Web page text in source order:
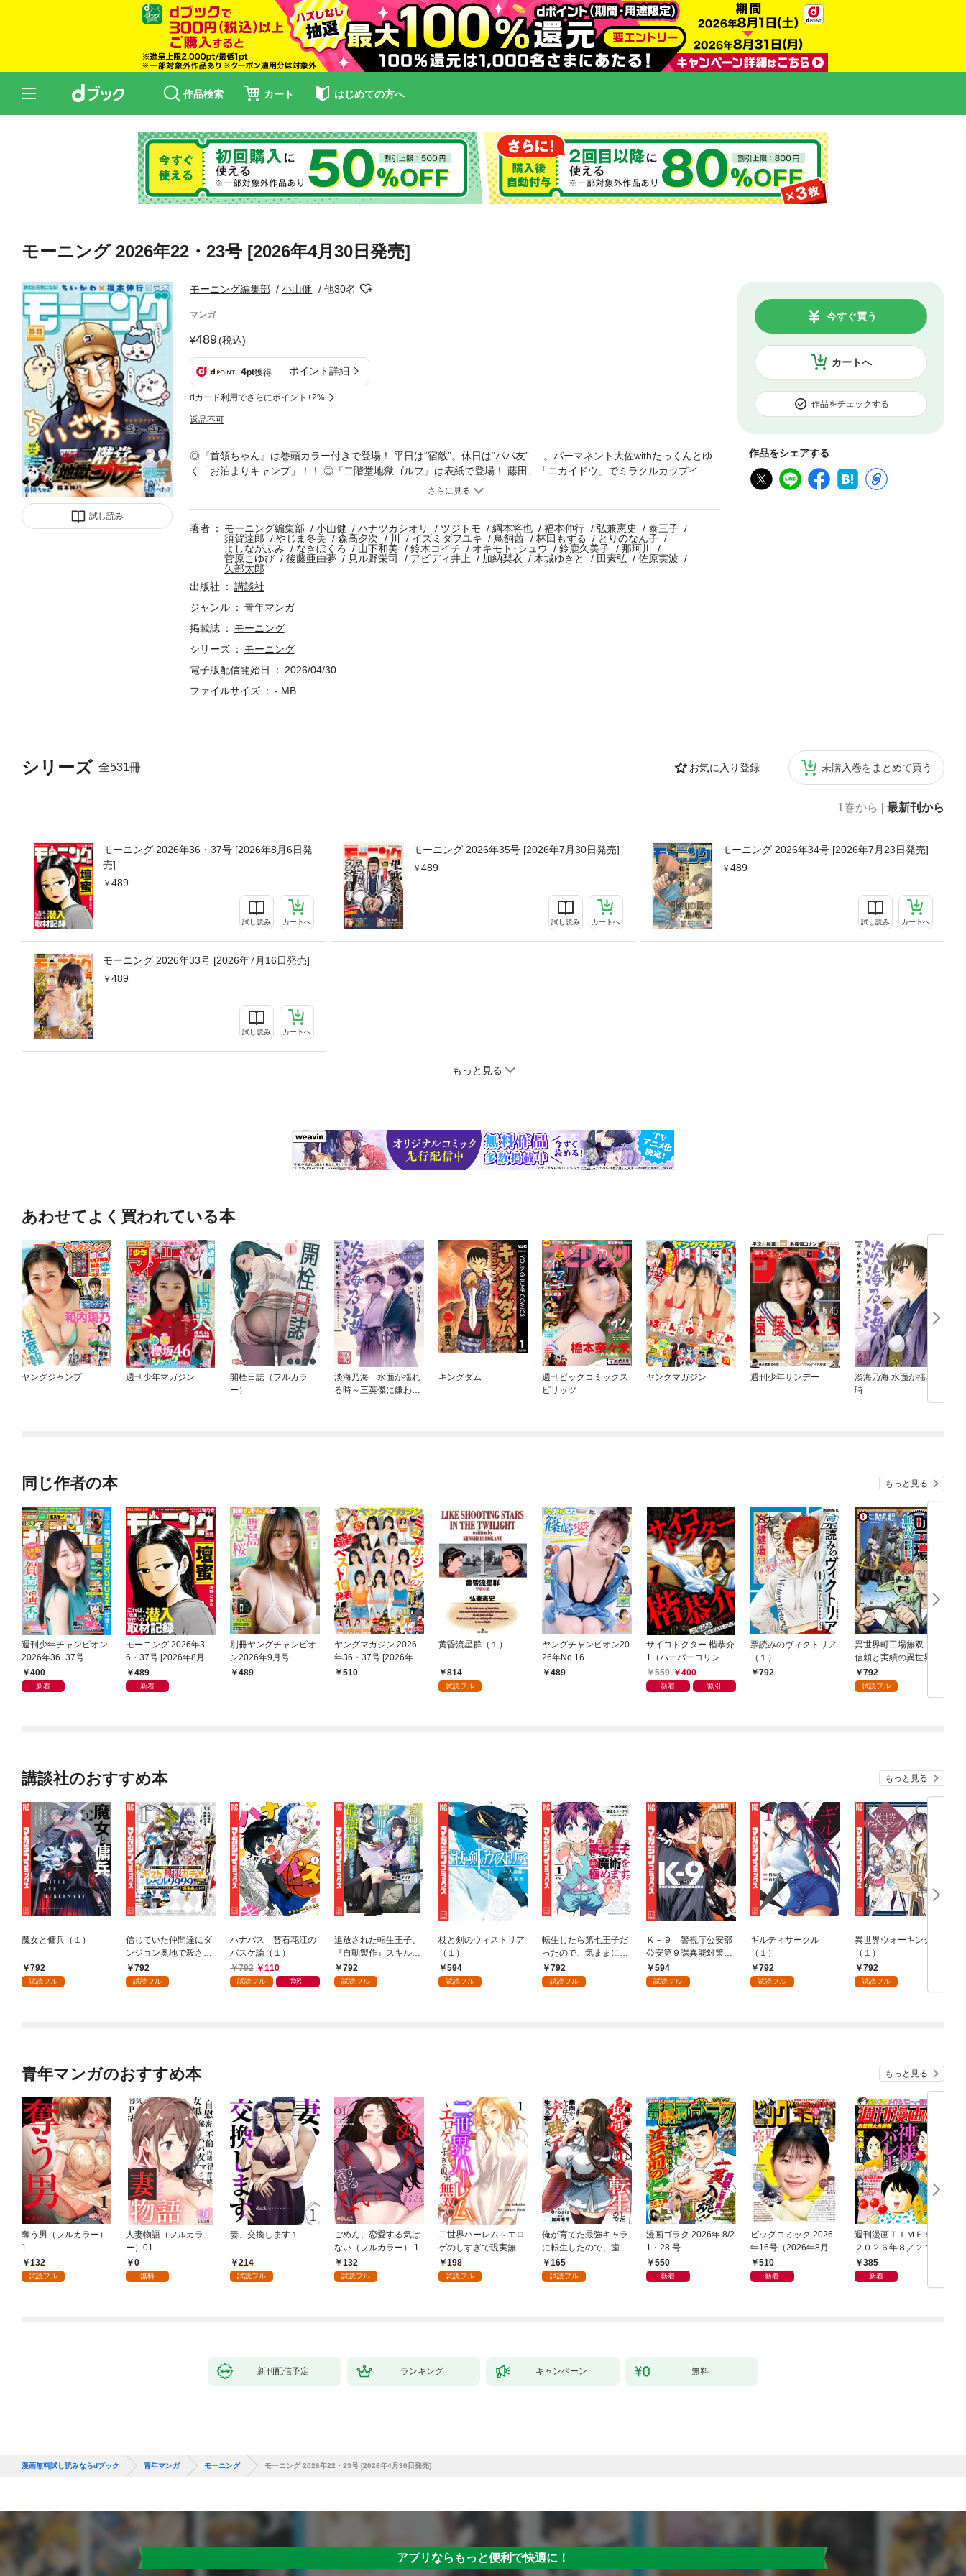
作品検索 カート はじめての方へ
モーニング 2026年22・23号 [2026年4月30日発売]
試し読み
モーニング編集部 小山健 他30名
マンガ
489(税込)
4pt獲得 ポイント詳細
dカード利用でさらにポイント+2%
返品不可
カートへ
今すぐ買う
作品をチェックする
作品をシェアする
シリーズ 全531冊 お気に入り登録 未購入巻をまとめて買う
1巻から 最新刊から
モーニング 2026年36・37号 [2026年8月6日発
売]
489
試し読み カートへ
モーニング 2026年35号 [2026年7月30日発売]
489
試し読み カートへ
モーニング 2026年34号 [2026年7月23日発売]
489
試し読み カートへ
モーニング 2026年33号 [2026年7月16日発売]
489
試し読み カートへ
もっと見る
◎『首領ちゃん』は巻頭カラー付きで登場！ 平日は“宿敵”。休日は“パパ友”──。パーマネント大佐withたっくんとゆ
く「お泊まりキャンプ」！！ ◎『二階堂地獄ゴルフ』は表紙で登場！ 藤田、「ニカイドウ」でミラクルカップイ
ン！？ 亮介3位から脱落の危機！ 単行本12巻は大好評発売中！ ◎木城ゆきと特別読み切り、『太陽系叛徒列伝』後編
す。
著者 モーニング編集部 小山健 ハナツカシオリ ツジトモ 綱本将也 福本伸行 弘兼憲史
泰三子
須賀達郎
やじま冬美 森高夕次 川 イズミダフユキ 鳥飼茜 林田もずる
とりのなん子
よしながふみ
なきぼくろ 山下和美 鈴木コイチ オキモト･シュウ 鈴鹿久美子
那珂川
菅原こゆび
後藤亜由夢 見ル野栄司 アビディ井上 加納梨衣 木城ゆきと 田素弘
佐原実波
矢部太郎
出版社
講談社
ジャンル
青年マンガ
掲載誌
モーニング
シリーズ
モーニング
電子版配信開始日
2026/04/30
ファイルサイズ
- MB
あわせてよく買われている本
ヤングジャンプ 週刊少年マガジン
開栓日誌（フルカラ
ー）
淡海乃海 水面が揺れ
る時～三英傑に嫌われ
キングダム
週刊ビッグコミックス
ピリッツ
ヤングマガジン 週刊少年サンデー
淡海乃海 水面が揺れる
時
同じ作者の本 もっと見る
週刊少年チャンピオン
2026年36+37号
400
新着
モーニング 2026年3
6・37号 [2026年8月6
日発売]
489
新着
別冊ヤングチャンピオ
ン2026年9月号
489
ヤングマガジン 2026
年36・37号 [2026年8
月3日発売]
510
黄昏流星群（１）
814
試読フル
ヤングチャンピオン20
26年No.16
489
サイコドクター 楷恭介
1（ハーパーコリン
ズ・ジャパン×アルト
出版）
559 400
新着 割引
票読みのヴィクトリア
（１）
792
異世界町工場無双 ～
信頼と実績の異世界征
服～（１）
792
試読フル
講談社のおすすめ本 もっと見る
魔女と傭兵（１）
792
試読フル
信じていた仲間達にダ
ンジョン奥地で殺され
かけたがギフト『無限
ガチャ』でレベル９９
792
試読フル
ハナバス 苔石花江の
バスケ論（１）
792
110
試読フル 割引
追放された転生王子、
『自動製作』スキルで
領地を爆速で開拓し最
強の村を作ってしまう
792
試読フル
杖と剣のウィストリア
（１）
594
試読フル
転生したら第七王子だ
ったので、気ままに魔
術を極めます（１）
792
試読フル
Ｋ－９ 警視庁公安部
公安第９課異能対策係
（１）
594
試読フル
ギルティサークル
（１）
792
試読フル
異世界ウォーキング
（１）
792
試読フル
青年マンガのおすすめ本 もっと見る
奪う男（フルカラー）
1
132
試読フル
人妻物語（フルカラ
ー）01
0
無料
妻、交換します１
214
試読フル
ごめん、恋愛する気は
ない（フルカラー） 1
132
試読フル
二世界ハーレム～エロ
ゲのしすぎで現実無双
～１198
試読フル
俺が育てた最強キャラ
に転生したので、歯向
かうヤツはすべてぶん
殴って生きる事にしま
165
試読フル
漫画ゴラク 2026年 8/2
1・28 号
550
新着
ビッグコミック 2026
年16号（2026年8月7
日発売）
510
新着
週刊漫画ＴＩＭＥＳ
２０２６年８／２１・
２８合併号
385
新着
新刊配信予定 ランキング キャンペーン 無料
漫画無料試し読みならdブック 青年マンガ モーニング モーニング 2026年22・23号 [2026年4月30日発売]
アプリならもっと便利で快適に！